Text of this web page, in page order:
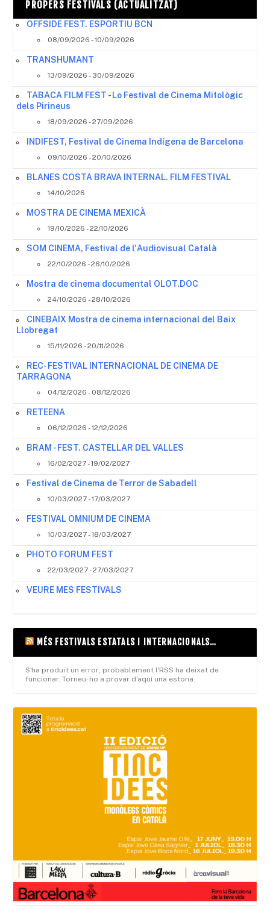
PROPERS FESTIVALS (ACTUALITZAT)
OFFSIDE FEST. ESPORTIU BCN
08/09/2026 - 10/09/2026
TRANSHUMANT
13/09/2026 - 30/09/2026
TABACA FILM FEST - Lo Festival de Cinema Mitològic
dels Pirineus
18/09/2026 - 27/09/2026
INDIFEST, Festival de Cinema Indígena de Barcelona
09/10/2026 - 20/10/2026
BLANES COSTA BRAVA INTERNAL. FILM FESTIVAL
14/10/2026
MOSTRA DE CINEMA MEXICÀ
19/10/2026 - 22/10/2026
SOM CINEMA, Festival de l'Audiovisual Català
22/10/2026 - 26/10/2026
Mostra de cinema documental OLOT.DOC
24/10/2026 - 28/10/2026
CINEBAIX Mostra de cinema internacional del Baix
Llobregat
15/11/2026 - 20/11/2026
REC- FESTIVAL INTERNACIONAL DE CINEMA DE
TARRAGONA
04/12/2026 - 08/12/2026
RETEENA
06/12/2026 - 12/12/2026
BRAM - FEST. CASTELLAR DEL VALLES
16/02/2027 - 19/02/2027
Festival de Cinema de Terror de Sabadell
10/03/2027 - 17/03/2027
FESTIVAL OMNIUM DE CINEMA
10/03/2027 - 18/03/2027
PHOTO FORUM FEST
22/03/2027 - 27/03/2027
VEURE MES FESTIVALS
MÉS FESTIVALS ESTATALS I INTERNACIONALS…
S'ha produït un error; probablement l'RSS ha deixat de
funcionar. Torneu-ho a provar d'aquí una estona.